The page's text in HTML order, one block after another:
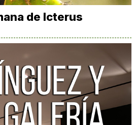
de Icterus